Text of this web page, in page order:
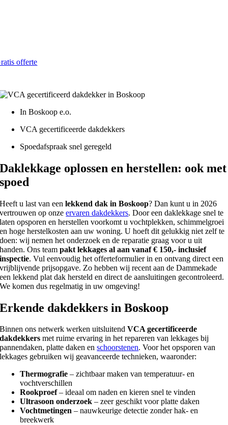
offerte
In Boskoop e.o.
VCA gecertificeerde dakdekkers
Spoedafspraak snel geregeld
Daklekkage oplossen en herstellen: ook met
spoed
Heeft u last van eenlekkend dak in Boskoop? Dan kunt u in 2026
vertrouwen op onzeervaren dakdekkers. Door een daklekkage snel te
laten opsporen en herstellen voorkomt u vochtplekken, schimmelgroei
en hoge herstelkosten aan uw woning. U hoeft dit gelukkig niet zelf te
doen: wij nemen het onderzoek en de reparatie graag voor u uit
handen. Ons teampakt lekkages al aan vanaf € 150,- inclusief
inspectie. Vul eenvoudig het offerteformulier in en ontvang direct een
vrijblijvende prijsopgave. Zo hebben wij recent aan de Dammekade
een lekkend plat dak hersteld en direct de aansluitingen gecontroleerd.
We komen dus regelmatig in uw omgeving!
Erkende dakdekkers in Boskoop
Binnen ons netwerk werken uitsluitendVCA gecertificeerde
dakdekkers met ruime ervaring in het repareren van lekkages bij
pannendaken, platte daken enschoorstenen. Voor het opsporen van
lekkages gebruiken wij geavanceerde technieken, waaronder:
Thermografie – zichtbaar maken van temperatuur- en
vochtverschillen
Rookproef– ideaal om naden en kieren snel te vinden
Ultrasoon onderzoek – zeer geschikt voor platte daken
Vochtmetingen – nauwkeurige detectie zonder hak- en
breekwerk